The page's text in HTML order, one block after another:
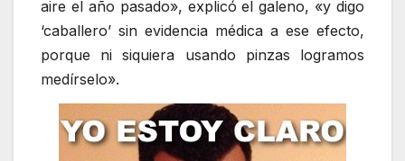
aire el año pasado», explicó el galeno, «y digo
‘caballero’ sin evidencia médica a ese efecto,
porque ni siquiera usando pinzas logramos
medírselo».